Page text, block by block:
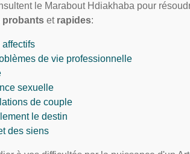
le Marabout Hdiakhaba pour
probants et rapides:
de vie professionnelle
sexuelle
de couple
le destin
des siens